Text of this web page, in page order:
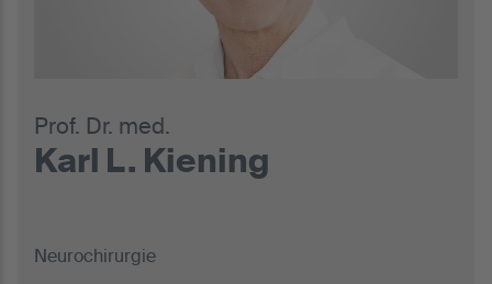
Prof. Dr. med.
Karl L. Kiening
Neurochirurgie